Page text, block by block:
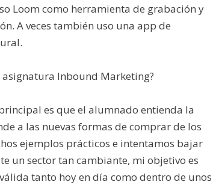
Loom como herramienta de grabación y
A veces también uso una app de
asignatura Inbound Marketing?
es que el alumnado entienda la
a las nuevas formas de comprar de los
ejemplos prácticos e intentamos bajar
un sector tan cambiante, mi objetivo es
tanto hoy en día como dentro de unos